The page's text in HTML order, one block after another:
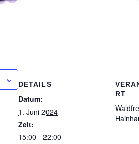
DETAILS
Datum:
1. Juni 2024
Zeit:
15:00 - 22:00
RT